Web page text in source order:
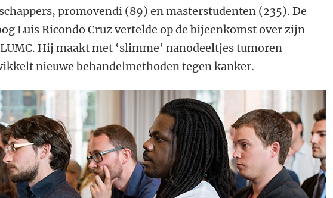
promovendi (89) en masterstudenten (235). De
Luis Ricondo Cruz vertelde op de bijeenkomst over zijn
Hij maakt met ‘slimme’ nanodeeltjes tumoren
nieuwe behandelmethoden tegen kanker.